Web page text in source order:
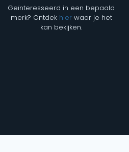
Geïnteresseerd in een bepaald
merk? Ontdek hierwaar je het
kan bekijken.